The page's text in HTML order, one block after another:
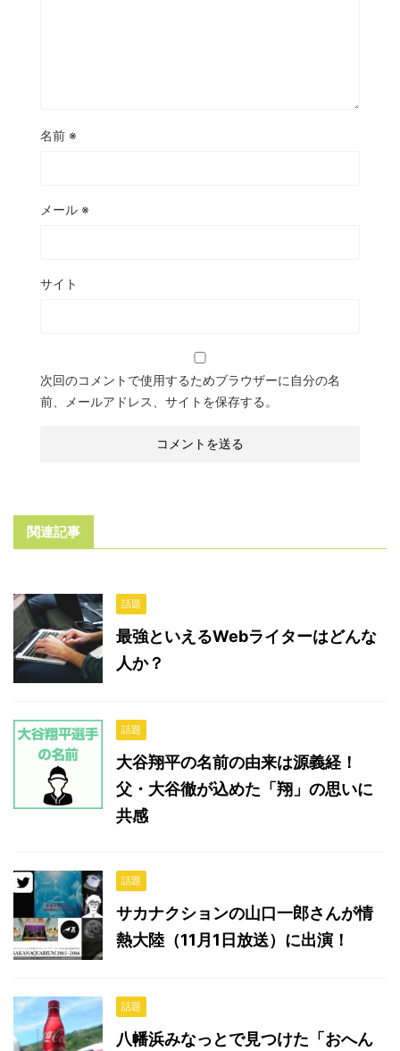
名前 ※
メール ※
サイト
次回のコメントで使用するためブラウザーに自分の名
前、メールアドレス、サイトを保存する。
関連記事
話題
最強といえるWebライターはどんな
人か？
話題
大谷翔平の名前の由来は源義経！
父・大谷徹が込めた「翔」の思いに
共感
話題
サカナクションの山口一郎さんが情
熱大陸（11月1日放送）に出演！
話題
八幡浜みなっとで見つけた「おへん